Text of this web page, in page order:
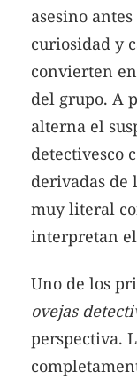
asesino
curiosidad y
convierten
del grupo. A
alterna el
detectivesco
derivadas de
muy literal
interpretan
Uno de los
ovejas
perspectiva.